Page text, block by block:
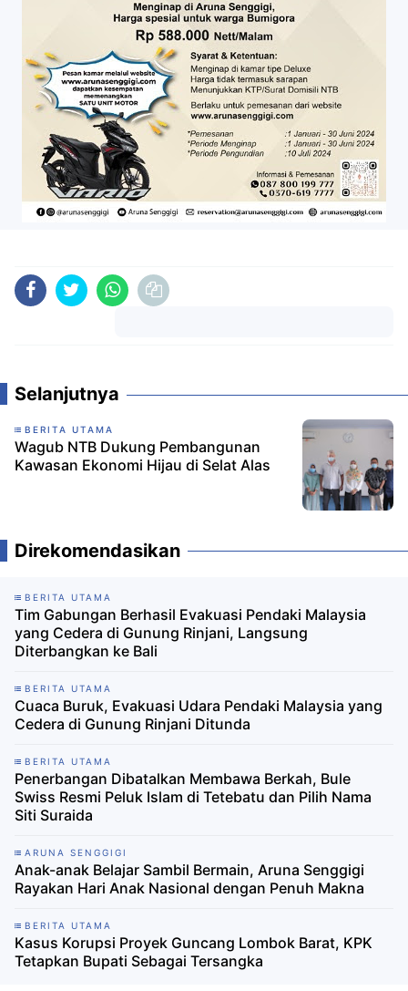
Selanjutnya
BERITA UTAMA
Wagub NTB Dukung Pembangunan
Kawasan Ekonomi Hijau di Selat Alas
Direkomendasikan
BERITA UTAMA
Tim Gabungan Berhasil Evakuasi Pendaki Malaysia
yang Cedera di Gunung Rinjani, Langsung
Diterbangkan ke Bali
BERITA UTAMA
Cuaca Buruk, Evakuasi Udara Pendaki Malaysia yang
Cedera di Gunung Rinjani Ditunda
BERITA UTAMA
Penerbangan Dibatalkan Membawa Berkah, Bule
Swiss Resmi Peluk Islam di Tetebatu dan Pilih Nama
Siti Suraida
ARUNA SENGGIGI
Anak-anak Belajar Sambil Bermain, Aruna Senggigi
Rayakan Hari Anak Nasional dengan Penuh Makna
BERITA UTAMA
Kasus Korupsi Proyek Guncang Lombok Barat, KPK
Tetapkan Bupati Sebagai Tersangka